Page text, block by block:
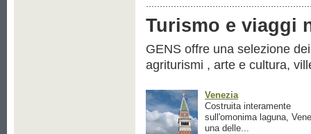
Turismo e viaggi
GENS offre una selezione
agriturismi , arte e cultura,
Venezia
Costruita interamente
sull'omonima laguna,
una delle...